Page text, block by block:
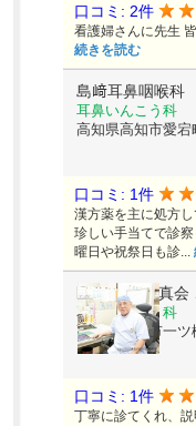
口コミ: 2件
看護婦さんに先生
続きを読む
島﨑耳鼻咽喉科
耳鼻いんこう科
高知県高知市愛宕
口コミ: 1件
漢方薬を主に処方
珍しい手当てで診
曜日や祝祭日も診...
医療法人 創真会
耳鼻いんこう科
高知県高知市一ツ
口コミ: 1件
丁寧に診てくれ、説